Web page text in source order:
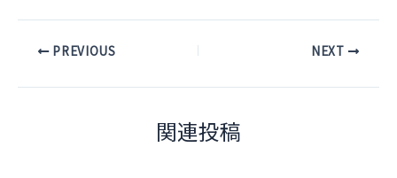
PostPREVIOUS NEXT
関連投稿